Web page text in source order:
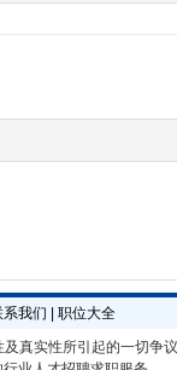
系我们
职位大全
真实性所引起的一切争